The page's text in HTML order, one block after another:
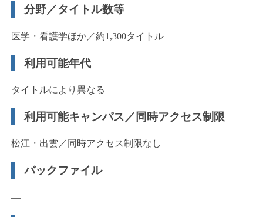
分野／タイトル数等
医学・看護学ほか／約1,300タイトル
利用可能年代
タイトルにより異なる
利用可能キャンパス／同時アクセス制限
松江・出雲／同時アクセス制限なし
バックファイル
―